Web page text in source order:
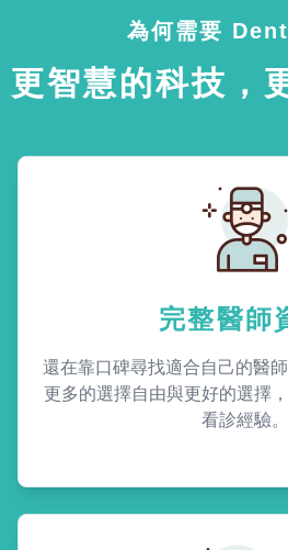
為何需要
更智慧的科技，
完整醫師
還在靠口碑尋找適合自己的醫
更多的選擇自由與更好的選擇
看診經驗。